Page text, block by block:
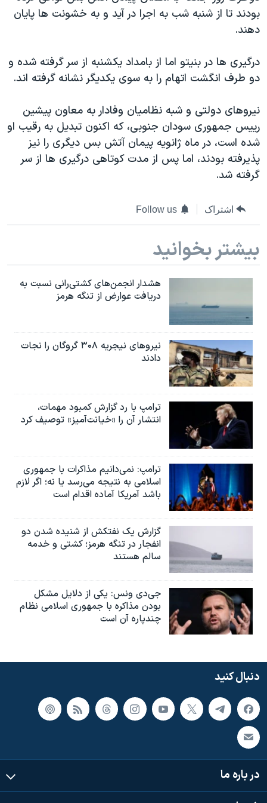
فرهنگ و زندگی
حقوق شهروندی
علم و فناوری
گالری عکس
آرشیو پخش زنده
مستندها
انتخابات ریاست جمهوری آمریکا ۲۰۲۴
رمز مهسا
اعتراضات زن، زندگی، آزادی
مجموعه مستندهای دادخواهی
تریبونال مردمی آبان ۹۸
چهل سال گروگان‌گیری
قانون شفافیت دارائی کادر رهبری ایران
اعتراضات مردمی آبان ۹۸
نرگس محمدی برنده جایزه نوبل صلح
همایش محافظه‌کاران آمریکا «سی‌پک»
سفر پرزیدنت ترامپ به چین
دنبال کنید
بودند تا از شنبه شب به اجرا در آید و به خشونت ها پایان
دهند.
درگیری ها در بنیتو اما از بامداد یکشنبه از سر گرفته شده و
دو طرف انگشت اتهام را به سوی یکدیگر نشانه گرفته اند.
نیروهای دولتی و شبه نظامیان وفادار به معاون پیشین
رییس جمهوری سودان جنوبی، که اکنون تبدیل به رقیب او
شده است، در ماه ژانویه پیمان آتش بس دیگری را نیز
پذیرفته بودند، اما پس از مدت کوتاهی درگیری ها از سر
گرفته شد.
اشتراک Follow us
بیشتر بخوانید
هشدار انجمن‌های کشتی‌رانی نسبت به
دریافت عوارض از تنگه هرمز
نیروهای نیجریه‌ ۳۰۸ گروگان را نجات
دادند
ترامپ با رد گزارش کمبود مهمات،
انتشار آن را «خیانت‌آمیز» توصیف کرد
ترامپ: نمی‌دانیم مذاکرات با جمهوری
اسلامی به نتیجه می‌رسد یا نه؛ اگر لازم
باشد آمریکا آماده اقدام است
گزارش یک نفتکش از شنیده شدن دو
انفجار در تنگه هرمز؛ کشتی و خدمه
سالم هستند
جی‌دی ونس: یکی از دلایل مشکل
بودن مذاکره با جمهوری اسلامی نظام
چندپاره آن است
دنبال کنید
در باره ما